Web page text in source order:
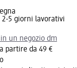
2-5 giorni lavorativi
un negozio dm
partire da 49 €